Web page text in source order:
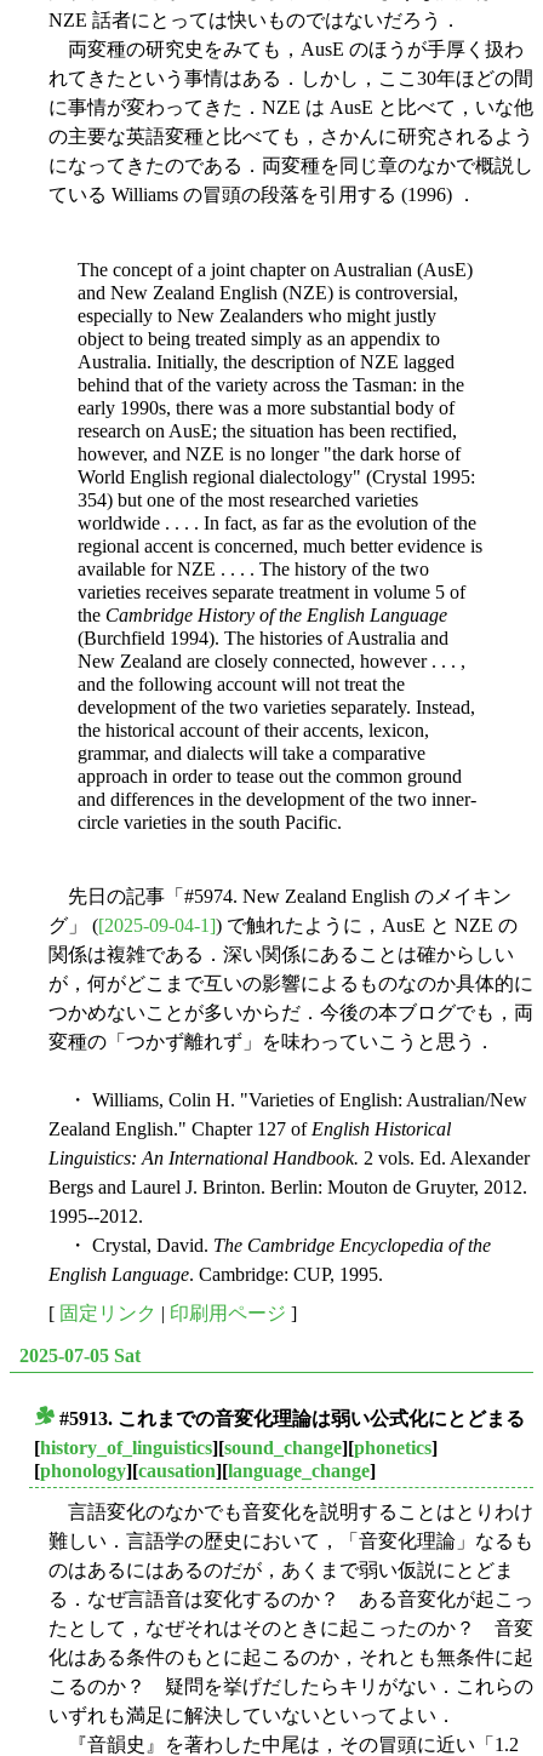
NZE 話者にとっては快いものではないだろう．
両変種の研究史をみても，AusE のほうが手厚く扱わ
れてきたという事情はある．しかし，ここ30年ほどの間
に事情が変わってきた．NZE は AusE と比べて，いな他
の主要な英語変種と比べても，さかんに研究されるよう
になってきたのである．両変種を同じ章のなかで概説し
ている Williams の冒頭の段落を引用する (1996) ．
The concept of a joint chapter on Australian (AusE)
and New Zealand English (NZE) is controversial,
especially to New Zealanders who might justly
object to being treated simply as an appendix to
Australia. Initially, the description of NZE lagged
behind that of the variety across the Tasman: in the
early 1990s, there was a more substantial body of
research on AusE; the situation has been rectified,
however, and NZE is no longer "the dark horse of
World English regional dialectology" (Crystal 1995:
354) but one of the most researched varieties
worldwide . . . . In fact, as far as the evolution of the
regional accent is concerned, much better evidence is
available for NZE . . . . The history of the two
varieties receives separate treatment in volume 5 of
the Cambridge History of the English Language
(Burchfield 1994). The histories of Australia and
New Zealand are closely connected, however . . . ,
and the following account will not treat the
development of the two varieties separately. Instead,
the historical account of their accents, lexicon,
grammar, and dialects will take a comparative
approach in order to tease out the common ground
and differences in the development of the two inner-
circle varieties in the south Pacific.
先日の記事「#5974. New Zealand English のメイキン
グ」 ([2025-09-04-1]) で触れたように，AusE と NZE の
関係は複雑である．深い関係にあることは確からしい
が，何がどこまで互いの影響によるものなのか具体的に
つかめないことが多いからだ．今後の本ブログでも，両
変種の「つかず離れず」を味わっていこうと思う．
・ Williams, Colin H. "Varieties of English: Australian/New
Zealand English." Chapter 127 ofEnglish Historical
Linguistics: An International Handbook. 2 vols. Ed. Alexander
Bergs and Laurel J. Brinton. Berlin: Mouton de Gruyter, 2012.
1995--2012.
・ Crystal, David. The Cambridge Encyclopedia of the
English Language. Cambridge: CUP, 1995.
[ 固定リンク | 印刷用ページ ]
2025-07-05 Sat
#5913. これまでの音変化理論は弱い公式化にとどまる
[history_of_linguistics][sound_change][phonetics]
[phonology][causation][language_change]
言語変化のなかでも音変化を説明することはとりわけ
難しい．言語学の歴史において，「音変化理論」なるも
のはあるにはあるのだが，あくまで弱い仮説にとどま
る．なぜ言語音は変化するのか？ ある音変化が起こっ
たとして，なぜそれはそのときに起こったのか？ 音変
化はある条件のもとに起こるのか，それとも無条件に起
こるのか？ 疑問を挙げだしたらキリがない．これらの
いずれも満足に解決していないといってよい．
『音韻史』を著わした中尾は，その冒頭に近い「1.2